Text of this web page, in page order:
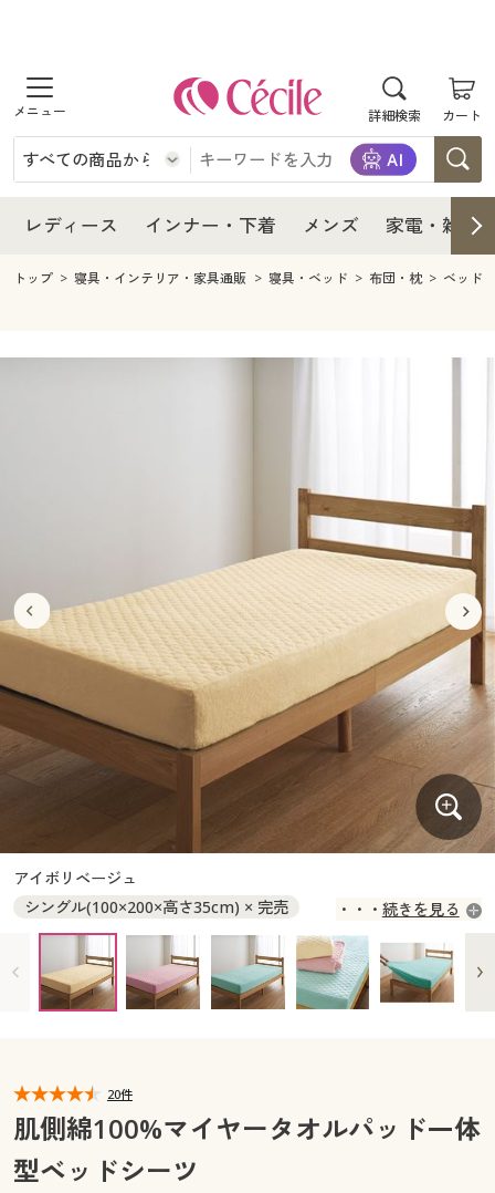
詳細検索 カート
商品を探す
レディース
レディースファッション
インナー・下着
インナー・下着通販すべて
メンズ
カーテン・ラグ・ファブリック
美容・健康・サプリメント
制服・スクールすべて
制服・学生服
ジュニア・ティーンズ下着
大きいサイズ通販すべて
大きいサイズ レディース服
大きいサイズ レディース下着
大きいサイズ 事務・制服
バーゲン
バーゲンセール
シークレットセール
詳細検索
商品カテゴリ一覧
カタログ・チラシからのご注文
デジタルカタログ
カタログ無料プレゼント
マイページ
閲覧履歴
レディース インナー・下着 メンズ 家電・雑貨
レディース
レディース通販すべて
レディースファッション
インナー・下着
インナー・下着通販すべて
メンズ
カーテン・ラグ・ファブリック
ジュニア・ティーンズ下着
大きいサイズ レディース服
大きいサイズ レディース下着
大きいサイズ メンズ
バーゲンセール
シークレットセール
詳細検索
商品カテゴリ一覧
カタログ
カタログ・チラシからのご注文
デジタルカタログ
カタログ無料プレゼント
会員メニュー
閲覧履歴
お気に入り
トップ 寝具・インテリア・家具通販 寝具・ベッド 布団・枕 ベッド
アイボリベージュ
シングル(100×200×高さ35cm) × 完売
セミダブル(120×200×高さ35cm) ◎ 在庫あり
ダブル(140×200×高さ35cm) ◎ 在庫あり
続きを見る
20件
肌側綿100%マイヤータオルパッド一体
型ベッドシーツ